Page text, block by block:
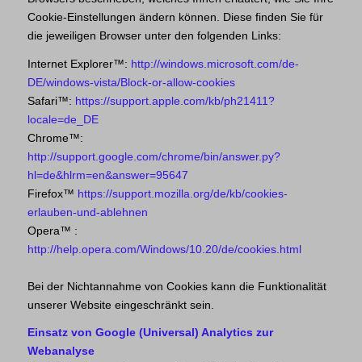
Cookie-Einstellungen ändern können. Diese finden Sie für
die jeweiligen Browser unter den folgenden Links:
Internet Explorer™: http://windows.microsoft.com/de-
DE/windows-vista/Block-or-allow-cookies
Safari™: https://support.apple.com/kb/ph21411?
locale=de_DE
Chrome™:
http://support.google.com/chrome/bin/answer.py?
hl=de&hlrm=en&answer=95647
Firefox™ https://support.mozilla.org/de/kb/cookies-
erlauben-und-ablehnen
Opera™ :
http://help.opera.com/Windows/10.20/de/cookies.html
Bei der Nichtannahme von Cookies kann die Funktionalität
unserer Website eingeschränkt sein.
Einsatz von Google (Universal) Analytics zur
Webanalyse